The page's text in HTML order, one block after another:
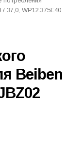
/ 37,0, WP12.375E40
Beiben